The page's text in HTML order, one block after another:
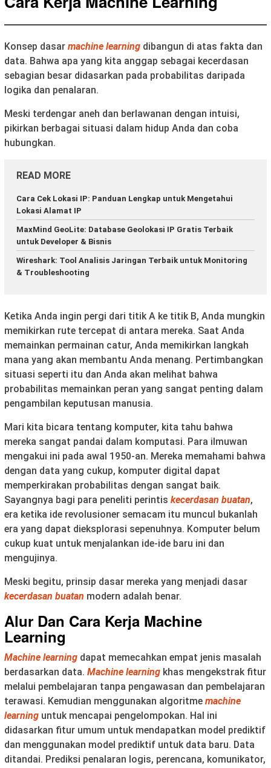
Konsep dasar machine learning dibangun di atas fakta dan
data. Bahwa apa yang kita anggap sebagai kecerdasan
sebagian besar didasarkan pada probabilitas daripada
logika dan penalaran.
Meski terdengar aneh dan berlawanan dengan intuisi,
pikirkan berbagai situasi dalam hidup Anda dan coba
hubungkan.
READ MORE
Cara Cek Lokasi IP: Panduan Lengkap untuk Mengetahui
Lokasi Alamat IP
MaxMind GeoLite: Database Geolokasi IP Gratis Terbaik
untuk Developer & Bisnis
Wireshark: Tool Analisis Jaringan Terbaik untuk Monitoring
& Troubleshooting
Ketika Anda ingin pergi dari titik A ke titik B, Anda mungkin
memikirkan rute tercepat di antara mereka. Saat Anda
memainkan permainan catur, Anda memikirkan langkah
mana yang akan membantu Anda menang. Pertimbangkan
situasi seperti itu dan Anda akan melihat bahwa
probabilitas memainkan peran yang sangat penting dalam
pengambilan keputusan manusia.
Mari kita bicara tentang komputer, kita tahu bahwa
mereka sangat pandai dalam komputasi. Para ilmuwan
mengakui ini pada awal 1950-an. Mereka memahami bahwa
dengan data yang cukup, komputer digital dapat
memperkirakan probabilitas dengan sangat baik.
Sayangnya bagi para peneliti perintis kecerdasan buatan,
era ketika ide revolusioner semacam itu muncul bukanlah
era yang dapat dieksplorasi sepenuhnya. Komputer belum
cukup kuat untuk menjalankan ide-ide baru ini dan
mengujinya.
Meski begitu, prinsip dasar mereka yang menjadi dasar
kecerdasan buatan modern adalah benar.
Alur Dan Cara Kerja Machine
Learning
Machine learning dapat memecahkan empat jenis masalah
berdasarkan data. Machine learning khas mengekstrak fitur
melalui pembelajaran tanpa pengawasan dan pembelajaran
terawasi. Kemudian menggunakan algoritme machine
learning untuk mencapai pengelompokan. Hal ini
didasarkan fitur umum untuk mendapatkan model prediktif
dan menggunakan model prediktif untuk data baru. Data
ditandai. Prediksi penalaran logis, perencana, komunikator,